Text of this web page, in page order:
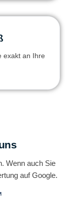
exakt an Ihre
Wenn auch Sie
auf Google.